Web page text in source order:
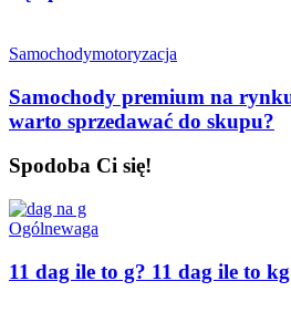
Samochodymotoryzacja
Samochody premium na
warto sprzedawać do skupu?
Spodoba Ci się!
Ogólnewaga
11 dag ile to g? 11 dag ile to